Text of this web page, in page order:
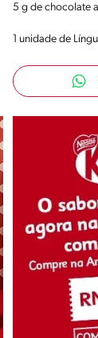
5 g de chocolate
1 unidade de